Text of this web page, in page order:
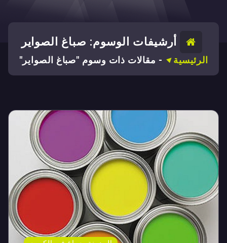
أرشيفات الوسوم: صباغ الصواير
الرئيسية - مقالات ذات وسوم "صباغ الصواير"